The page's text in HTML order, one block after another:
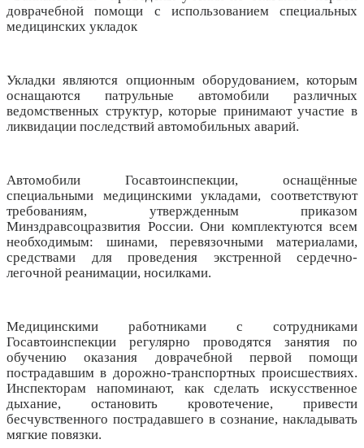
доврачебной помощи с использованием специальных
медицинских укладок
Укладки являются опционным оборудованием, которым
оснащаются патрульные автомобили различных
ведомственных структур, которые принимают участие в
ликвидации последствий автомобильных аварий.
Автомобили Госавтоинспекции, оснащённые
специальными медицинскими укладами, соответствуют
требованиям, утвержденным приказом
Минздравсоцразвития России. Они комплектуются всем
необходимым: шинами, перевязочными материалами,
средствами для проведения экстренной сердечно-
легочной реанимации, носилками.
Медицинскими работниками с сотрудниками
Госавтоинспекции регулярно проводятся занятия по
обучению оказания доврачебной первой помощи
пострадавшим в дорожно-транспортных происшествиях.
Инспекторам напоминают, как сделать искусственное
дыхание, остановить кровотечение, привести
бесчувственного пострадавшего в сознание, накладывать
мягкие повязки.